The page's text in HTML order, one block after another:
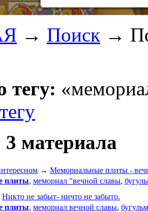
→ Поиск →
тегу:
материала
→ Мемориальные плиты -
плиты, мемориал "вечной славы,
Никто не забыт- ничто не забыто.
плиты, мемориал вечной славы,